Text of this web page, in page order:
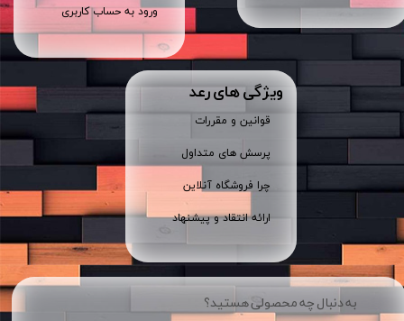
ورود به حساب کاربری
ویژگی های رعد
قوانین و مقررات
پرسش های متداول
چرا فروشگاه آنلاین
ارائه انتقاد و پیشنهاد
به دنبال چه محصولی هستید؟